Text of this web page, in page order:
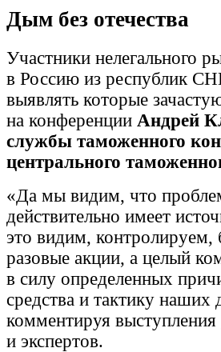
Дым без отечества
Участники нелегального
в Россию из республик
выявлять которые
на конференции Андрей
службы таможенного
центрального
«Да мы видим, что
действительно имеет
это видим, контролируем,
разовые акции, а целый
в силу определенных
средства и тактику
комментируя выступления
и экспертов.